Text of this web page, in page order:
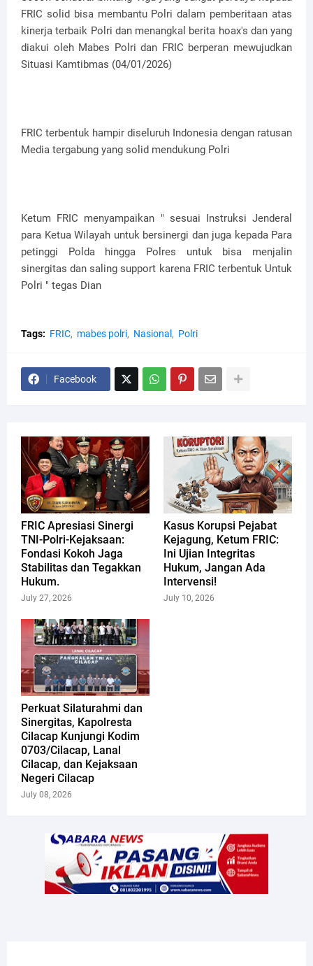
FRIC solid bisa membantu Polri dalam pemberitaan atas
kinerja terbaik Polri dan menangkal berita hoax's dan yang
diakui oleh Mabes Polri dan FRIC berperan mewujudkan
Situasi Kamtibmas (04/01/2026)
FRIC terbentuk hampir diseluruh Indonesia dengan ratusan
Media tergabung yang solid mendukung Polri
Ketum FRIC menyampaikan " sesuai Instruksi Jenderal
para Ketua Wilayah untuk bersinergi dan juga kepada Para
petinggi Polda hingga Polres untuk bisa menjalin
sinergitas dan saling support karena FRIC terbentuk Untuk
Polri " tegas Dian
Tags: FRIC mabes polri Nasional Polri
Facebook
FRIC Apresiasi Sinergi
TNI-Polri-Kejaksaan:
Fondasi Kokoh Jaga
Stabilitas dan Tegakkan
Hukum.
July 27, 2026
Kasus Korupsi Pejabat
Kejagung, Ketum FRIC:
Ini Ujian Integritas
Hukum, Jangan Ada
Intervensi!
July 10, 2026
Perkuat Silaturahmi dan
Sinergitas, Kapolresta
Cilacap Kunjungi Kodim
0703/Cilacap, Lanal
Cilacap, dan Kejaksaan
Negeri Cilacap
July 08, 2026